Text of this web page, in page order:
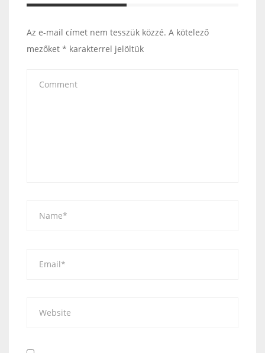
Az e-mail címet nem tesszük közzé. A kötelező
mezőket * karakterrel jelöltük